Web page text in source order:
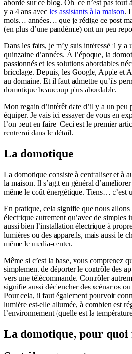
abordé sur ce blog. Oh, ce n’est pas tout
y a 4 ans avec les assistants à la maison.
mois… années… que je rédige ce post
(en plus d’une pandémie) ont un peu
Dans les faits, je m’y suis intéressé il y a
quinzaine d’années. À l’époque, la
passionnés et les solutions abordables
bricolage. Depuis, les Google, Apple et
au domaine. Et il faut admettre qu’ils
domotique beaucoup plus abordable.
Mon regain d’intérêt date d’il y a un peu
équiper. Je vais ici essayer de vous en
l’on peut en faire. Ceci est le premier
rentrerai dans le détail.
La domotique
La domotique consiste à centraliser et à
la maison. Il s’agit en général
même le coût énergétique. Tiens… c’est
En pratique, cela signifie que nous
électrique autrement qu’avec de simples
aussi bien l’installation électrique à
lumières ou des appareils, mais aussi le
même le media-center.
Même si c’est la base, vous comprenez
simplement de déporter le contrôle des
vers une télécommande. Contrôler
signifie aussi déclencher des scénarios
Pour cela, il faut également pourvoir
lumière est-elle allumée, à combien est
l’environnement (quelle est la
La domotique, pour quoi